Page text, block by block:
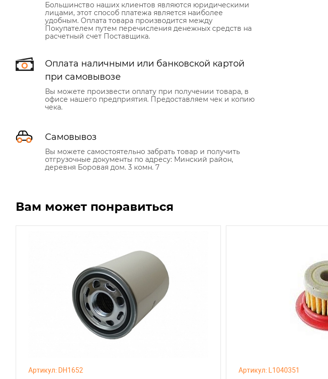
Большинство наших клиентов являются юридическими
лицами, этот способ платежа является наиболее
удобным. Оплата товара производится между
Покупателем путем перечисления денежных средств на
расчетный счет Поставщика.
Оплата наличными или банковской картой
при самовывозе
Вы можете произвести оплату при получении товара, в
офисе нашего предприятия. Предоставляем чек и копию
чека.
Самовывоз
Вы можете самостоятельно забрать товар и получить
отгрузочные документы по адресу: Минский район,
деревня Боровая дом. 3 комн. 7
Вам может понравиться
Артикул: DH1652
Артикул: L1040351